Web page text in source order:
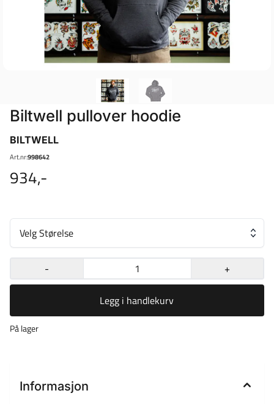
Biltwell pullover hoodie
BILTWELL
Art.nr:998642
934,-
Velg Størelse
- +
Legg i handlekurv
På lager
Informasjon